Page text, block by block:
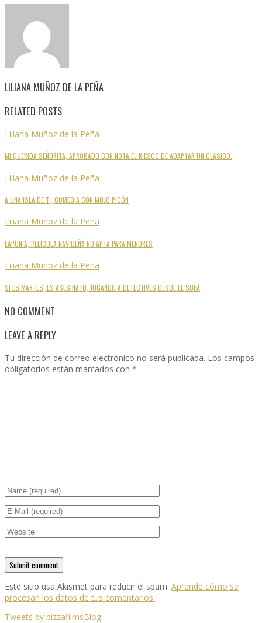
LILIANA MUÑOZ DE LA PEÑA
RELATED POSTS
Liliana Muñoz de la Peña
MI QUERIDA SEÑORITA, APROBADO CON NOTA EL RIESGO DE ADAPTAR UN CLÁSICO.
Liliana Muñoz de la Peña
A UNA ISLA DE TI, COMEDIA CON MOJO PICÓN
Liliana Muñoz de la Peña
LAPÖNIA, PELÍCULA NAVIDEÑA NO APTA PARA MENORES
Liliana Muñoz de la Peña
SI ES MARTES, ES ASESINATO, JUGANDO A DETECTIVES DESDE EL SOFÁ
NO COMMENT
LEAVE A REPLY
Tu dirección de correo electrónico no será publicada. Los campos
obligatorios están marcados con *
Este sitio usa Akismet para reducir el spam. Aprende cómo se
procesan los datos de tus comentarios.
Tweets by pizzafilmsBlog